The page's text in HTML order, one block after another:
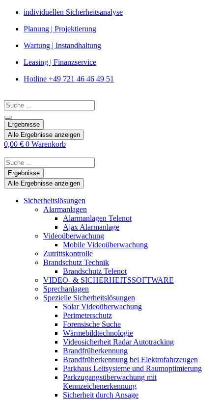
Zum
springen
individuellen Sicherheitsanalyse
Planung | Projektierung
Wartung | Instandhaltung
Leasing | Finanzservice
Hotline +49 721 46 46 49 51
Search
...
Ergebnisse
Alle Ergebnisse anzeigen
0,00 € 0 Warenkorb
Search
...Ergebnisse
Alle Ergebnisse anzeigen
Sicherheitslösungen
Alarmanlagen
Alarmanlagen Telenot
Ajax Alarmanlage
Videoüberwachung
Mobile Videoüberwachung
Zutrittskontrolle
Brandschutz Technik
Brandschutz Telenot
VIDEO- & SICHERHEITSSOFTWARE
Sprechanlagen
Spezielle Sicherheitslösungen
Solar Videoüberwachung
Perimeterschutz
Forensische Suche
Wärmebildtechnologie
Videosicherheit Radar Autotracking​
Brandfrüherkennung
Brandfrüherkennung bei Elektrofahrzeugen
Parkhaus Leitsysteme und Raumoptimierung
Parkzugangsüberwachung mit
Kennzeichenerkennung
Sicherheit durch Ansage